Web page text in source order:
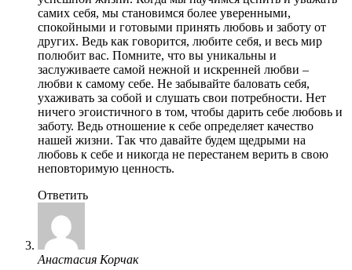
самих себя, мы становимся более уверенными,
спокойными и готовыми принять любовь и заботу от
других. Ведь как говорится, любите себя, и весь мир
полюбит вас. Помните, что вы уникальны и
заслуживаете самой нежной и искренней любви –
любви к самому себе. Не забывайте баловать себя,
ухаживать за собой и слушать свои потребности. Нет
ничего эгоистичного в том, чтобы дарить себе любовь и
заботу. Ведь отношение к себе определяет качество
нашей жизни. Так что давайте будем щедрыми на
любовь к себе и никогда не перестанем верить в свою
неповторимую ценность.
Ответить
Анастасия Корчак